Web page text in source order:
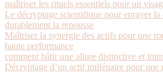
maîtriser les rituels essentiels pour un
Le décryptage scientifique pour enrayer la
durablement la repousse
Maîtriser la synergie des actifs pour une
haute performance
comment bâtir une allure distinctive et
Décryptage d’un actif millénaire pour une